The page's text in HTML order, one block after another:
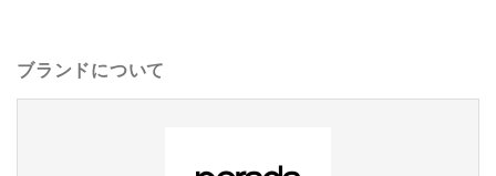
ブランドについて